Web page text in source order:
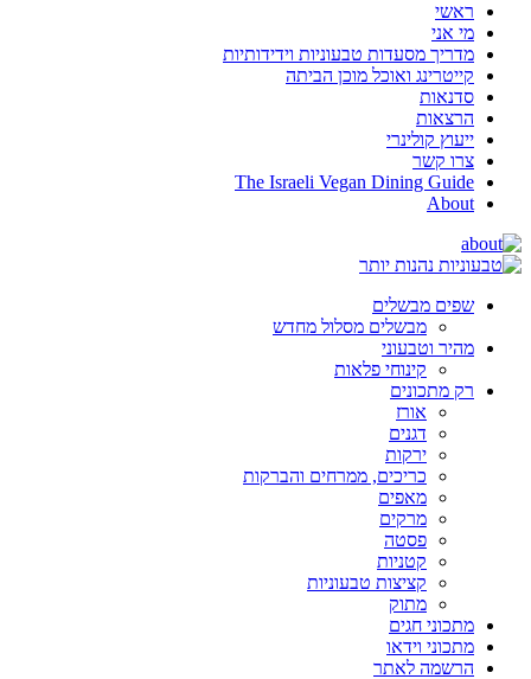
ראשי
מי אני
מדריך מסעדות טבעוניות וידידותיות
קייטרינג ואוכל מוכן הביתה
סדנאות
הרצאות
ייעוץ קולינרי
צרו קשר
The Israeli Vegan Dining Guide
About
שפים מבשלים
מבשלים מסלול מחדש
מהיר וטבעוני
קינוחי פלאות
רק מתכונים
אורז
דגנים
ירקות
כריכים, ממרחים והברקות
מאפים
מרקים
פסטה
קטניות
קציצות טבעוניות
מתוק
מתכוני חגים
מתכוני וידאו
הרשמה לאתר